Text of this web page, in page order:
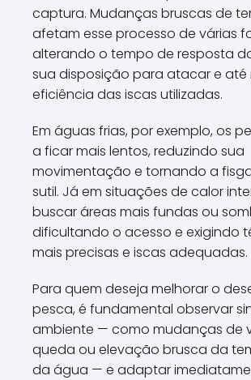
captura. Mudanças bruscas de
afetam esse processo de várias
alterando o tempo de resposta
sua disposição para atacar e até
eficiência das iscas utilizadas.
Em águas frias, por exemplo, os
a ficar mais lentos, reduzindo sua
movimentação e tornando a
sutil. Já em situações de calor
buscar áreas mais fundas ou
dificultando o acesso e exigindo
mais precisas e iscas adequadas.
Para quem deseja melhorar o
pesca, é fundamental observar
ambiente — como mudanças de
queda ou elevação brusca da
da água — e adaptar